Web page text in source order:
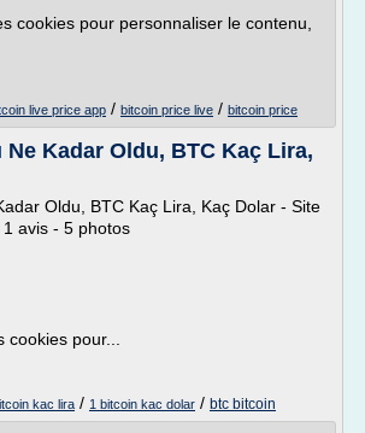
cookies pour personnaliser le contenu,
live price app / bitcoin price live / bitcoin price
Ne Kadar Oldu, BTC Kaç Lira,
Oldu, BTC Kaç Lira, Kaç Dolar - Site
avis - 5 photos
pour...
kac lira / 1 bitcoin kac dolar / btc bitcoin